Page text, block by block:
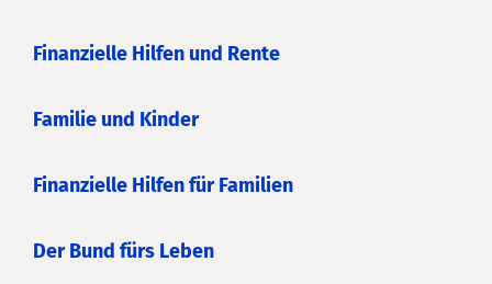
Finanzielle Hilfen und Rente
Familie und Kinder
Finanzielle Hilfen für Familien
Der Bund fürs Leben